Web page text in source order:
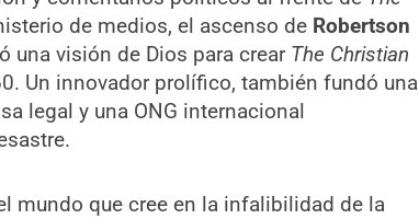
de medios, el ascenso de Robertson
una visión de Dios para crear The Christian
Un innovador prolífico, también fundó una
legal y una ONG internacional
mundo que cree en la infalibilidad de la